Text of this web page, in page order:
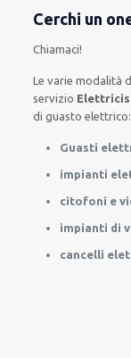
Cerchi un
Chiamaci!
Levarie modalità
servizio
di guasto elettrico:
Guasti
impianti
citofoni e
impianti di
cancelli